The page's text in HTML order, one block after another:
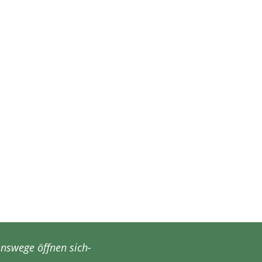
öffnen sich-